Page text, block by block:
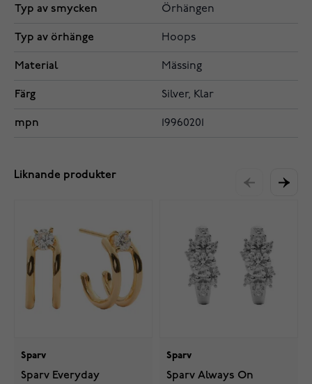
Typ av smycken Örhängen
Typ av örhänge Hoops
Material Mässing
Färg Silver, Klar
mpn 19960201
Liknande produkter
Sparv
Sparv Everyday
Sparv
Sparv Always On